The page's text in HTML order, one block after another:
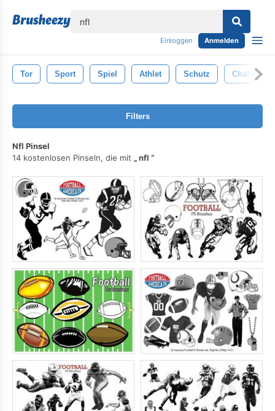
Einloggen Anmelden
Tor Sport Spiel Athlet Schutz Charakter
Filters
Nfl Pinsel
14 kostenlosen Pinseln, die mit
nfl